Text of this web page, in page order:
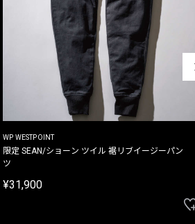
WP WESTPOINT
限定 SEAN/ショーン ツイル 裾リブイージーパン
ツ
¥31,900